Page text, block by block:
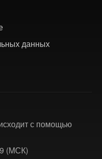
данных
с помощью
(МСК)